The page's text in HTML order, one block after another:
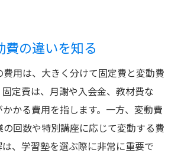
費の違いを知る
用は、大きく分けて固定費と変動費
固定費は、月謝や入会金、教材費な
かかる費用を指します。一方、変動費
の回数や特別講座に応じて変動する費
、学習塾を選ぶ際に非常に重要で